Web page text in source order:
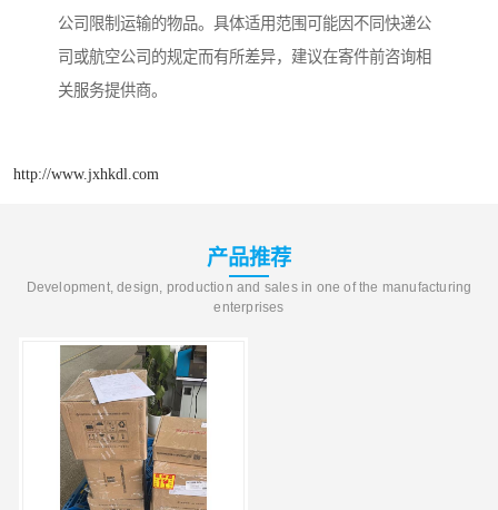
公司限制运输的物品。具体适用范围可能因不同快递公
司或航空公司的规定而有所差异，建议在寄件前咨询相
关服务提供商。
http://www.jxhkdl.com
产品推荐
Development, design, production and sales in one of the manufacturing
enterprises